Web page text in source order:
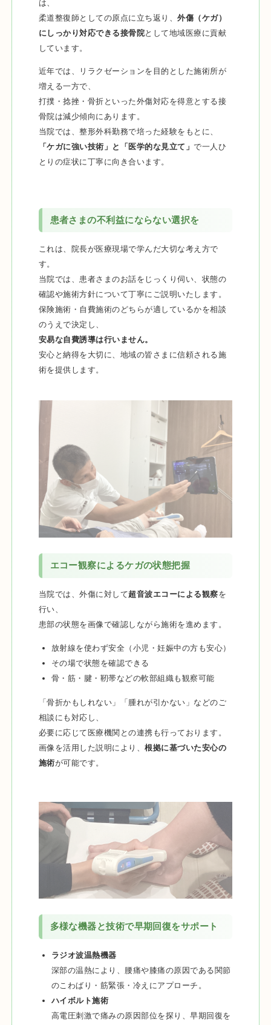
は、
柔道整復師としての原点に立ち返り、外傷（ケガ）
にしっかり対応できる接骨院として地域医療に貢献
しています。
近年では、リラクゼーションを目的とした施術所が
増える一方で、
打撲・捻挫・骨折といった外傷対応を得意とする接
骨院は減少傾向にあります。
当院では、整形外科勤務で培った経験をもとに、
「ケガに強い技術」と「医学的な見立て」で一人ひ
とりの症状に丁寧に向き合います。
患者さまの不利益にならない選択を
これは、院長が医療現場で学んだ大切な考え方で
す。
当院では、患者さまのお話をじっくり伺い、状態の
確認や施術方針について丁寧にご説明いたします。
保険施術・自費施術のどちらが適しているかを相談
のうえで決定し、
安易な自費誘導は行いません。
安心と納得を大切に、地域の皆さまに信頼される施
術を提供します。
エコー観察によるケガの状態把握
当院では、外傷に対して超音波エコーによる観察を
行い、
患部の状態を画像で確認しながら施術を進めます。
放射線を使わず安全（小児・妊娠中の方も安心）
その場で状態を確認できる
骨・筋・腱・靭帯などの軟部組織も観察可能
「骨折かもしれない」「腫れが引かない」などのご
相談にも対応し、
必要に応じて医療機関との連携も行っております。
画像を活用した説明により、根拠に基づいた安心の
施術が可能です。
多様な機器と技術で早期回復をサポート
ラジオ波温熱機器
深部の温熱により、腰痛や膝痛の原因である関節
のこわばり・筋緊張・冷えにアプローチ。
ハイボルト施術
高電圧刺激で痛みの原因部位を探り、早期回復を